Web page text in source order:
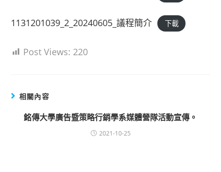
1131201039_2_20240605_議程簡介 下載
Post Views: 220
相關內容
銘傳大學廣告暨策略行銷學系媒體營隊活動宣傳。
2021-10-25